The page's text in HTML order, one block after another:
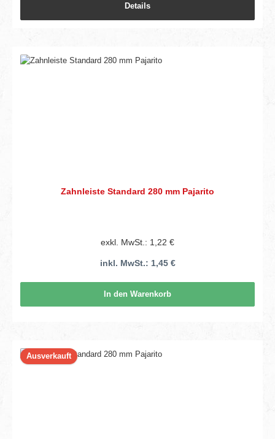
Details
Zahnleiste Standard 280 mm Pajarito
exkl. MwSt.: 1,22 €
inkl. MwSt.: 1,45 €
In den Warenkorb
Ausverkauft